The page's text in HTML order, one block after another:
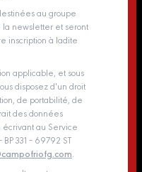
au groupe
newsletter et seront
inscription à ladite
applicable, et sous
disposez d'un droit
de portabilité, de
des données
au Service
331 – 69792 ST